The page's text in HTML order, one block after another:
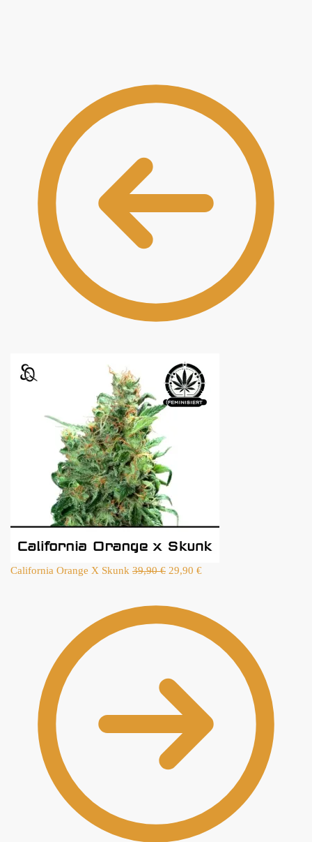
California Orange X Skunk 39,90€ 29,90 €